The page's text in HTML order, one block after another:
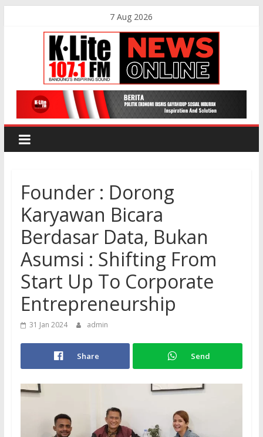
7 Aug 2026
K-
Lite
Bandung
Online
News
Founder : Dorong
Karyawan Bicara
Berdasar Data, Bukan
Asumsi : Shifting From
Start Up To Corporate
Entrepreneurship
31 Jan 2024 admin
Share Send